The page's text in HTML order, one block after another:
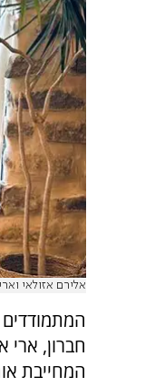
אלירם אזולאי
חברון,
המחייבת